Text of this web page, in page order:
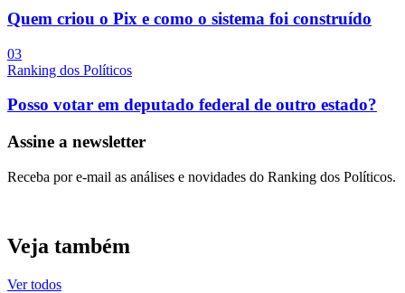
Quem criou o Pix e como o sistema foi construído
03
Ranking dos Políticos
Posso votar em deputado federal de outro estado?
Assine a newsletter
Receba por e-mail as análises e novidades do Ranking dos Políticos.
Veja também
Ver todos